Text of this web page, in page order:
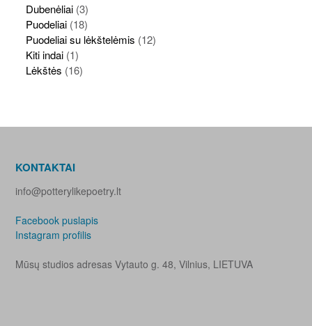
Dubenėliai (3)
Puodeliai (18)
Puodeliai su lėkštelėmis (12)
Kiti indai (1)
Lėkštės (16)
KONTAKTAI
info@potterylikepoetry.lt
Facebook puslapis
Instagram profilis
Mūsų studios adresas Vytauto g. 48, Vilnius, LIETUVA